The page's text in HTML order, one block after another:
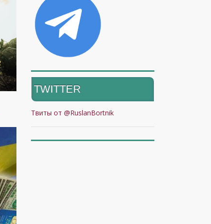
TWITTER
Твиты от @RuslanBortnik